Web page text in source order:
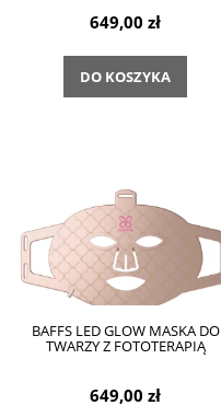
649,00 zł
DO KOSZYKA
BAFFS LED GLOW MASKA DO
TWARZY Z FOTOTERAPIĄ
649,00 zł